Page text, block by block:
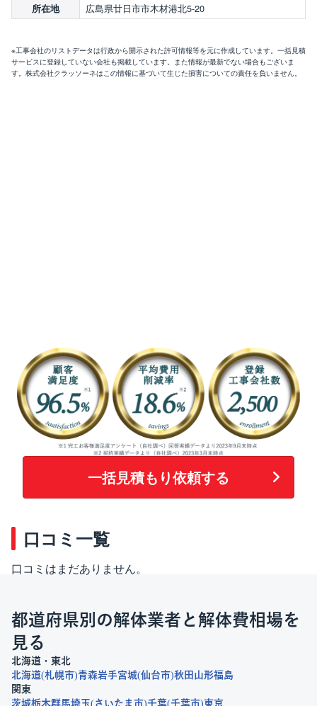
所在地 広島県廿日市市木材港北5-20
※工事会社のリストデータは行政から開示された許可情報等を元に作成しています。一括見積
サービスに登録していない会社も掲載しています。また情報が最新でない場合もございま
す。株式会社クラッソーネはこの情報に基づいて生じた損害についての責任を負いません。
一括見積もり依頼する
口コミ一覧
口コミはまだありません。
都道府県別の解体業者と解体費相場を
見る
北海道・東北
北海道 札幌市 青森岩手宮城 仙台市 秋田 山形福島
関東
茨城栃木群馬埼玉 さいたま市 千葉 千葉市 東京